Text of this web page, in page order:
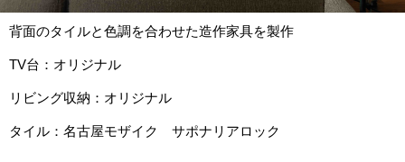
背面のタイルと色調を合わせた造作家具を製作
TV台：オリジナル
リビング収納：オリジナル
タイル：名古屋モザイク サポナリアロック